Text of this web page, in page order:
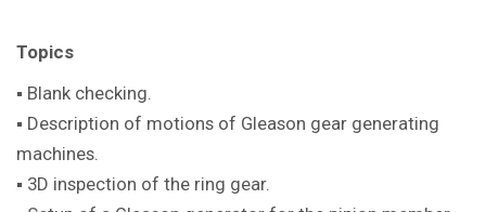
Topics
▪ Blank checking.
▪ Description of motions of Gleason gear generating
machines.
▪ 3D inspection of the ring gear.